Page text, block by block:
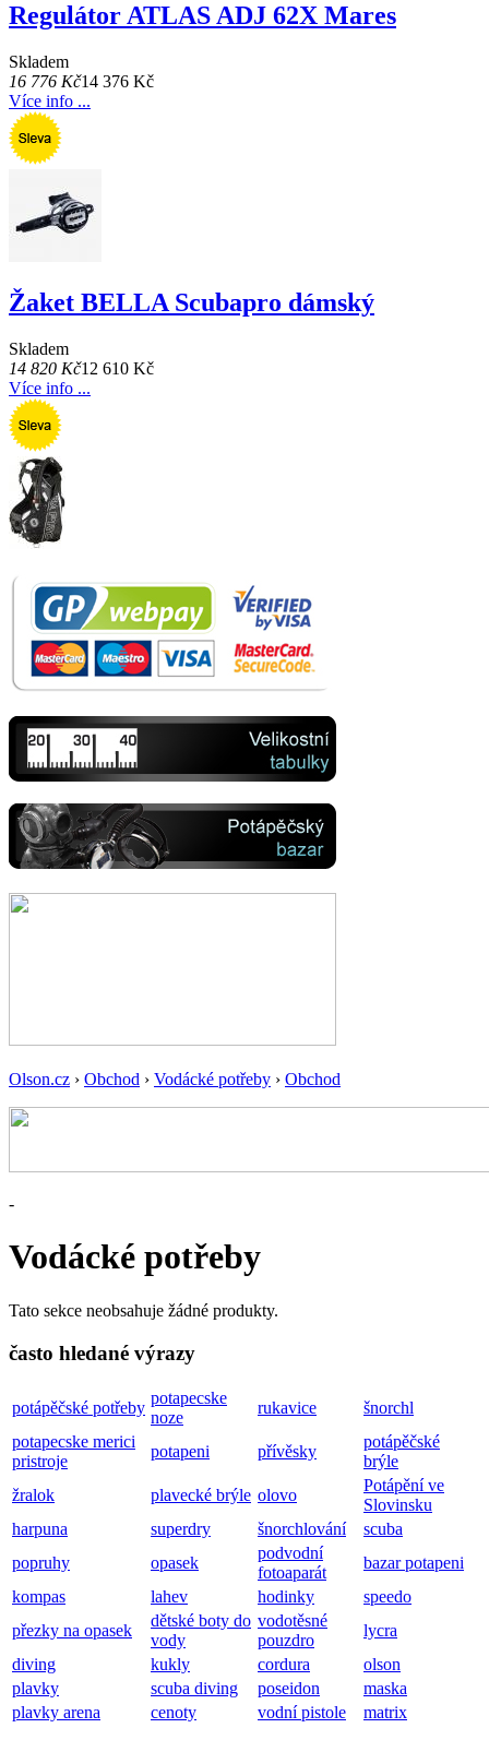
Regulátor ATLAS ADJ 62X Mares
Skladem
16 776 Kč14 376 Kč
Více info ...
Žaket BELLA Scubapro dámský
Skladem
14 820 Kč12 610 Kč
Více info ...
Olson.cz › Obchod › Vodácké potřeby › Obchod
-
Vodácké potřeby
Tato sekce neobsahuje žádné produkty.
často hledané výrazy
potápěčské potřeby
potapecske
noze
rukavice
šnorchl
potapecske merici
pristroje
potapeni přívěsky
potápěčské
brýle
žralok
plavecké brýle olovo
Potápění ve
Slovinsku
harpuna
superdry šnorchlování
scuba
popruhy
opasek
podvodní
fotoaparát
bazar potapeni
kompas
lahev hodinky
speedo
přezky na opasek
dětské boty do
vody
vodotěsné
pouzdro
lycra
diving
kukly cordura
olson
plavky
scuba diving poseidon
maska
plavky arena
cenoty vodní pistole matrix